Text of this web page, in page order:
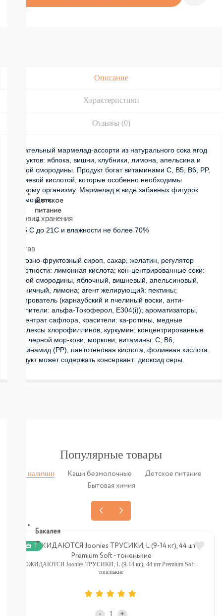
Lovular
БЕСПЛАТНЫЕ
ТЕСТЕРЫ
СМОТРЕТЬ
ВСЕ
Детское
питание
Новое
Пюре
Молочная
продукция
Каши
безмолочные
Каши
молочные
Смеси
СМЕСИ
ПОД
ЗАКАЗ
Коктейли,
чай
Бакалея
Напитки
смотреть
Описание
Характеристики
Отзывы (0)
Жевательный мармелад-ассорти из натурального сока ягод
и фруктов: яблока, вишни, клубники, лимона, апельсина и
черной смородины. Продукт богат витаминами C, В5, B6, PP,
фолиевой кислотой, которые особенно необходимы
детскому организму. Мармелад в виде забавных фигурок
бегемотиков.
Условия хранения
от 15 С до 21С и влажности не более 70%
Состав
глюкозно-фруктозный сироп, сахар, желатин, регулятор
кислотности: лимонная кислота; кон-центрированные соки:
черной смородины, яблочный, вишневый, апельсиновый,
клубничный, лимона; агент желирующий: пектины;
глазирователь (карнаубский и пчелиный воски, анти-
окислители: альфа-Токоферол, Е304(i)); ароматизаторы,
концентрат сафлора, красители: ка-ротины, медные
комплексы хлорофиллинов, куркумин; концентрированные
соки: черной мор-кови, моркови; витамины: С, В6,
ниацинамид (РР), пантотеновая кислота, фолиевая кислота.
Продукт может содержать консервант: диоксид серы.
Популярные товары
В наличии Каши безмолочные
Детское питание
Бытовая химия
1
ОЖИДАЮТСЯ Joonies ТРУСИКИ, L (9-14 кг), 44 шт Premium Soft -
тоненькие